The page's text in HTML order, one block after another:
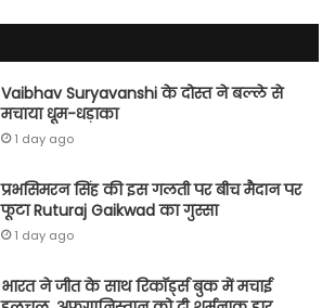
Vaibhav Suryavanshi के दोस्त ने बल्ले से
मचाया धूम-धड़ाका
1 day ago
प्रभसिमरन सिंह की इस गलती पर बीच मैदान पर
फूटा Ruturaj Gaikwad का गुस्सा
1 day ago
भारत ने जीत के साथ रिकॉर्ड्स बुक में मचाई